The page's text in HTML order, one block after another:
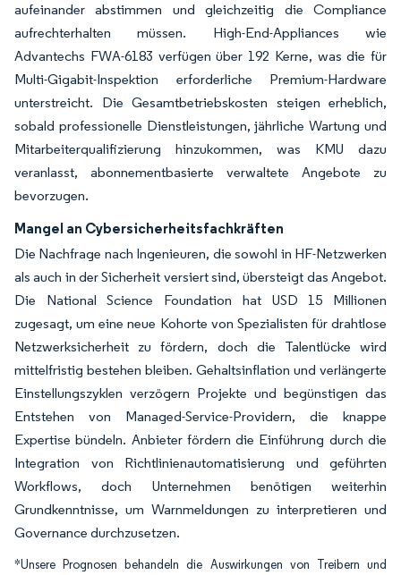
aufeinander abstimmen und gleichzeitig die Compliance
aufrechterhalten müssen. High-End-Appliances wie
Advantechs FWA-6183 verfügen über 192 Kerne, was die für
Multi-Gigabit-Inspektion erforderliche Premium-Hardware
unterstreicht. Die Gesamtbetriebskosten steigen erheblich,
sobald professionelle Dienstleistungen, jährliche Wartung und
Mitarbeiterqualifizierung hinzukommen, was KMU dazu
veranlasst, abonnementbasierte verwaltete Angebote zu
bevorzugen.
Mangel an Cybersicherheitsfachkräften
Die Nachfrage nach Ingenieuren, die sowohl in HF-Netzwerken
als auch in der Sicherheit versiert sind, übersteigt das Angebot.
Die National Science Foundation hat USD 15 Millionen
zugesagt, um eine neue Kohorte von Spezialisten für drahtlose
Netzwerksicherheit zu fördern, doch die Talentlücke wird
mittelfristig bestehen bleiben. Gehaltsinflation und verlängerte
Einstellungszyklen verzögern Projekte und begünstigen das
Entstehen von Managed-Service-Providern, die knappe
Expertise bündeln. Anbieter fördern die Einführung durch die
Integration von Richtlinienautomatisierung und geführten
Workflows, doch Unternehmen benötigen weiterhin
Grundkenntnisse, um Warnmeldungen zu interpretieren und
Governance durchzusetzen.
*Unsere Prognosen behandeln die Auswirkungen von Treibern und